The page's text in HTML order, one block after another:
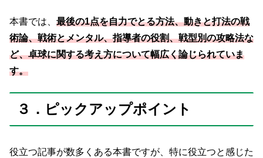
本書では、 最後の1点を自力でとる方法、動きと打法の戦
術論、戦術とメンタル、指導者の役割、戦型別の攻略法な
ど、卓球に関する考え方について幅広く論じられていま
す。
３．ピックアップポイント
役立つ記事が数多くある本書ですが、特に役立つと感じた